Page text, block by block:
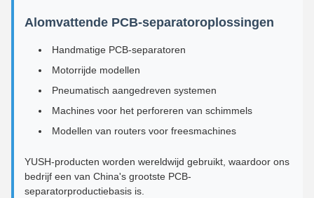
Alomvattende PCB-separatoroplossingen
Handmatige PCB-separatoren
Motorrijde modellen
Pneumatisch aangedreven systemen
Machines voor het perforeren van schimmels
Modellen van routers voor freesmachines
YUSH-producten worden wereldwijd gebruikt, waardoor ons
bedrijf een van China's grootste PCB-
separatorproductiebasis is.